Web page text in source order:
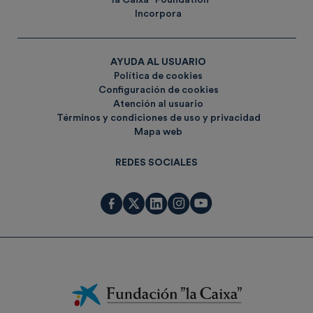
Incorpora
AYUDA AL USUARIO
Política de cookies
Configuración de cookies
Atención al usuario
Términos y condiciones de uso y privacidad
Mapa web
REDES SOCIALES
Fundación
La